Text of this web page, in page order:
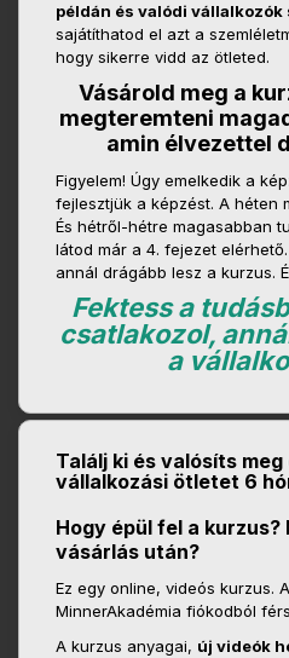
példán és valódi
sajátíthatod el azt a
hogy sikerre vidd az ötleted.
Vásárold meg a
megteremteni
amin élvezettel
Figyelem! Úgy emelkedik a
fejlesztjük a képzést. A héten
És hétről-hétre magasabban
látod már a 4. fejezet
annál drágább lesz a kurzus.
Fektess a
csatlakozol,
a
Találj ki és valósíts
vállalkozási ötletet 6
Hogy épül fel a
vásárlás után?
Ez egy online, videós kurzus.
MinnerAkadémia fiókodból
A kurzus anyagai, új videók